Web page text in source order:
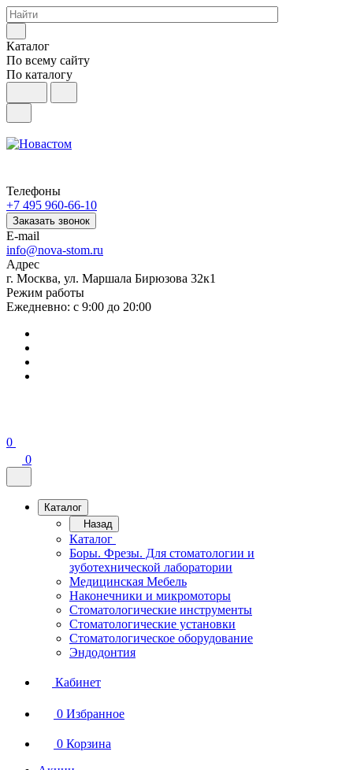
Каталог
По всему сайту
По каталогу
Телефоны
+7 495 960-66-10
Заказать звонок
E-mail
info@nova-stom.ru
Адрес
г. Москва, ул. Маршала Бирюзова 32к1
Режим работы
Ежедневно: с 9:00 до 20:00
0
0
Каталог
Назад
Каталог
Боры. Фрезы. Для стоматологии и
зуботехнической лаборатории
Медицинская Мебель
Наконечники и микромоторы
Стоматологические инструменты
Стоматологические установки
Стоматологическое оборудование
Эндодонтия
Кабинет
0 Избранное
0 Корзина